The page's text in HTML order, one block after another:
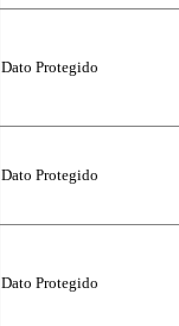
Dato Protegido
Dato Protegido
Dato Protegido